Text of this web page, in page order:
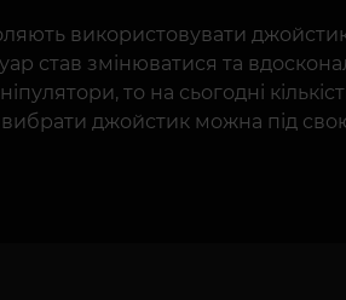
використовувати
став змінюватися та
то на сьогодні
джойстик можна під